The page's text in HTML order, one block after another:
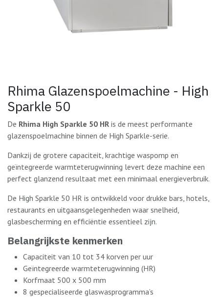
Rhima Glazenspoelmachine - High
Sparkle 50
De Rhima High Sparkle 50 HR is de meest performante
glazenspoelmachine binnen de High Sparkle-serie.
Dankzij de grotere capaciteit, krachtige waspomp en
geïntegreerde warmteterugwinning levert deze machine een
perfect glanzend resultaat met een minimaal energieverbruik.
De High Sparkle 50 HR is ontwikkeld voor drukke bars, hotels,
restaurants en uitgaansgelegenheden waar snelheid,
glasbescherming en efficiëntie essentieel zijn.
Belangrijkste kenmerken
Capaciteit van 10 tot 34 korven per uur
Geïntegreerde warmteterugwinning (HR)
Korfmaat 500 x 500 mm
8 gespecialiseerde glaswasprogramma’s